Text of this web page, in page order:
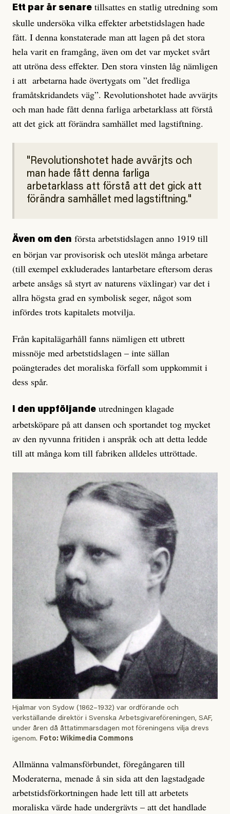
Ett par år senare tillsattes en statlig utredning som
skulle undersöka vilka effekter arbetstidslagen hade
fått. I denna konstaterade man att lagen på det stora
hela varit en framgång, även om det var mycket svårt
att utröna dess effekter. Den stora vinsten låg nämligen
i att arbetarna hade övertygats om ”det fredliga
framåtskridandets väg”. Revolu­tionshotet hade avvärjts
och man hade fått denna farliga arbetarklass att förstå
att det gick att förändra samhället med lagstiftning.
Revolu­tionshotet hade avvärjts och
man hade fått denna farliga
arbetarklass att förstå att det gick att
förändra samhället med lagstiftning.
Även om den första arbetstidslagen anno 1919 till
en början var provisorisk och uteslöt många arbetare
(till exempel exkluderades lantarbetare eftersom deras
arbete ansågs så styrt av naturens växlingar) var det i
allra högsta grad en symbolisk seger, något som
infördes trots kapitalets motvilja.
Från kapitalägarhåll fanns nämligen ett utbrett
missnöje med arbetstidslagen – inte sällan
poängterades det moraliska förfall som uppkommit i
dess spår.
I den uppföljande utredningen klagade
arbetsköpare på att dansen och sportandet tog mycket
av den nyvunna fritiden i anspråk och att detta ledde
till att många kom till fabriken alldeles uttröttade.
Hjalmar von Sydow (1862–1932) var ordförande och
verkställande direktör i Svenska Arbetsgivareföreningen, SAF,
under åren då åttatimmarsdagen mot föreningens vilja drevs
igenom. Foto: Wikimedia Commons
Allmänna valmansförbundet, före­gång­aren till
Moderaterna, menade å sin sida att den lagstadgade
arbetstidsförkortningen hade lett till att arbetets
moraliska värde hade undergrävts – att det handlade